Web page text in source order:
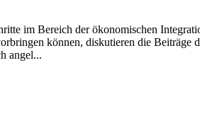
im Bereich der ökonomischen
können, diskutieren die
angel...